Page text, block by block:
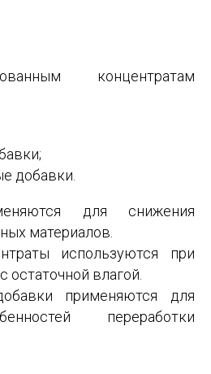
концентратам
добавки.
для снижения
материалов.
используются при
остаточной влагой.
применяются для
переработки